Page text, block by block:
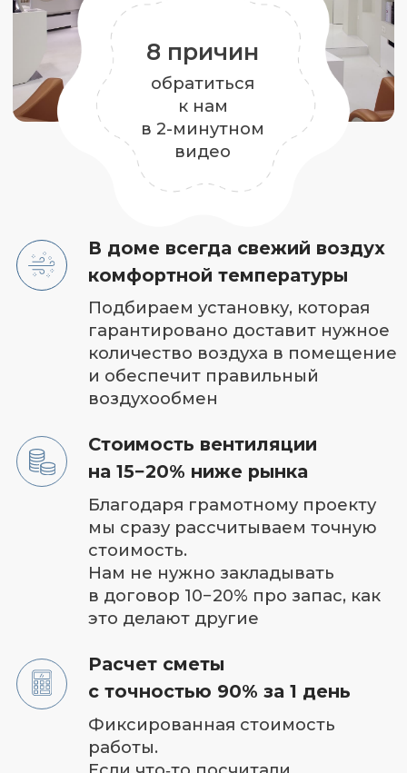
Стоимость вентиляции
на 15−20% ниже рынка
Благодаря грамотному проекту
мы сразу рассчитываем точную
стоимость.
Нам не нужно закладывать
в договор 10−20% про запас, как
это делают другие
Расчет сметы
с точностью 90% за 1 день
Если что‑то посчитали
неправильно
— платим из своего кармана
Сохраняем эстетику
дизайна интерьера
Интегрируем вентиляцию
в существующий
дизайн или согласоваваем
с вашим дизайнером,
чтобы она не портила дизайн,
В основе качественной
вентиляции проект
с опытом 10 лет
Мы учитываем все —
теплопритоки,
людей, кратность
воздухообмена. Именно
благодаря проекту вы получаете
тихую и производительную
Соблюдение СНИП и ГОСТ
Личный менеджер 24/7
Контроль качества круглосуточно
Монтажные работы в
правилами